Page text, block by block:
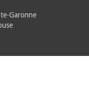
Garonne